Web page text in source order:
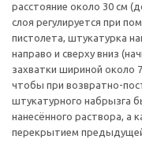
расстояние около 30 см
слоя регулируется при
пистолета, штукатурка
направо и сверху вниз
захватки шириной около
чтобы при возвратно-
штукатурного набрызга
нанесённого раствора, а
перекрытием